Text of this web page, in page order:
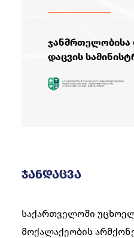
ჯანდაცვა
საქართველოში
მოქალაქეობის
დაცვის
+995 32 251 00
https://